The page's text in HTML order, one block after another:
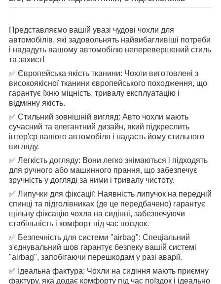
Представляємо вашій увазі чудові чохли для
автомобілів, які задовольнять найвибагливіші потреби
і нададуть вашому автомобілю неперевершений стиль
та захист!
✅ Європейська якість тканини: Чохли виготовлені з
високоякісної тканини європейського походження, що
гарантує їхню міцність, тривалу експлуатацію і
відмінну якість.
✅ Стильний зовнішній вигляд: Авто чохли мають
сучасний та елегантний дизайн, який підкреслить
інтер'єр вашого автомобіля і надасть йому стильного
вигляду.
✅ Легкість догляду: Вони легко знімаються і підходять
для ручного або машинного прання, що забезпечує
зручність у догляді за ними і тривалу чистоту.
✅ Липучки для фіксації: Наявність липучок на передній
спинці та підголівниках (де це передбачено) гарантує
щільну фіксацію чохла на сидінні, забезпечуючи
стабільність і комфорт під час поїздок.
✅ Безпечність для системи "airbag": Спеціальний
з'єднувальний шов гарантує безпеку вашій системі
"airbag", запобігаючи перешкодам у разі аварії.
✅ Ідеальна фактура: Чохли на сидіння мають приємну
фактуру, яка додає комфорту під час поїздок і ідеально